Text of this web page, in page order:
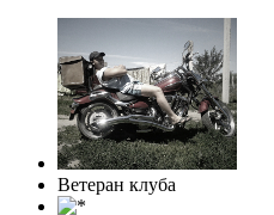
Ветеран клуба